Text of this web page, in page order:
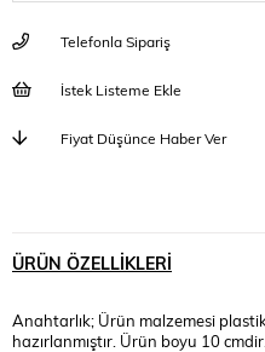
Telefonla Sipariş
İstek Listeme Ekle
Fiyat Düşünce Haber Ver
ÜRÜN ÖZELLIKLERI
Anahtarlık; Ürün malzemesi
hazırlanmıştır. Ürün boyu 10 cmdir.